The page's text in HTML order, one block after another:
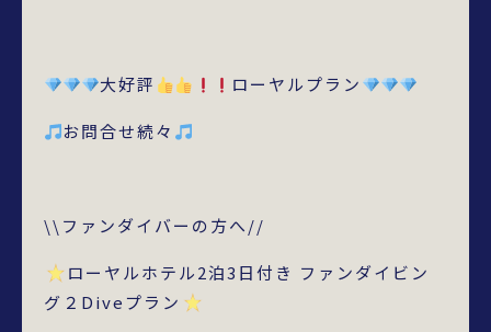
大好評 ローヤルプラン
お問合せ続々
\\ファンダイバーの方へ//
ローヤルホテル2泊3日付き ファンダイビン
グ２Diveプラン